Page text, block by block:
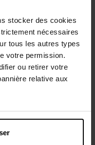
stocker des cookies
nécessaires
tous les autres types
votre permission.
ou retirer votre
relative aux